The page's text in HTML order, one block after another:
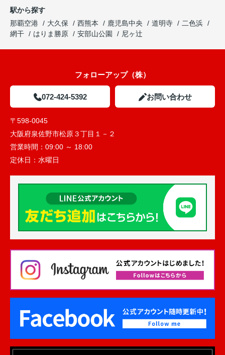
駅から探す
那覇空港
大久保 西熊本 鹿児島中央 道明寺
二色浜
網干
はりま勝原 安部山公園 尼ヶ辻
フォローアップ（株）
072-424-5392 お問い合わせ
〒598-0045
大阪府泉佐野市松原３丁目１－２
営業時間： 09:00 ～ 18:00
定休日： 水曜日